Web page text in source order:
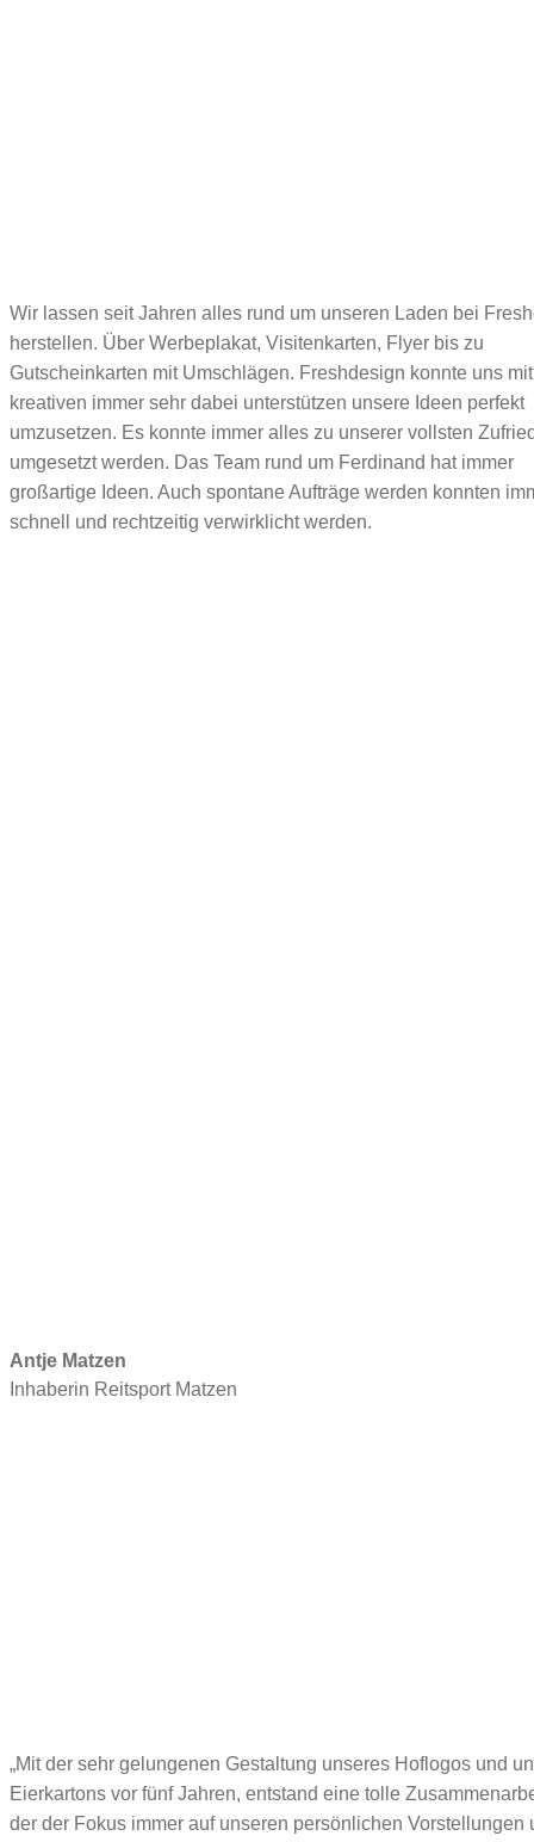
Wir lassen seit Jahren alles rund um unseren Laden bei
herstellen. Über Werbeplakat, Visitenkarten, Flyer bis zu
Gutscheinkarten mit Umschlägen. Freshdesign konnte uns
kreativen immer sehr dabei unterstützen unsere Ideen perfekt
umzusetzen. Es konnte immer alles zu unserer vollsten
umgesetzt werden. Das Team rund um Ferdinand hat immer
großartige Ideen. Auch spontane Aufträge werden konnten
schnell und rechtzeitig verwirklicht werden.
Antje Matzen
Inhaberin Reitsport Matzen
„Mit der sehr gelungenen Gestaltung unseres Hoflogos und
Eierkartons vor fünf Jahren, entstand eine tolle
der der Fokus immer auf unseren persönlichen Vorstellungen